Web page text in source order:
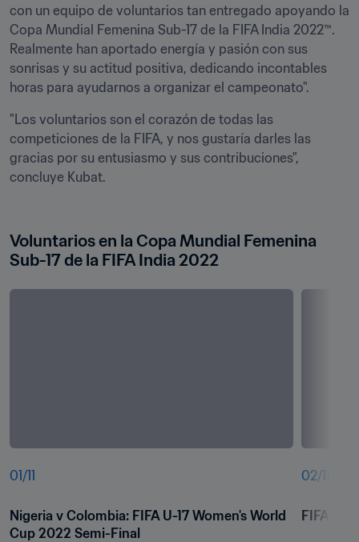
con un equipo de voluntarios tan entregado apoyando la
Copa Mundial Femenina Sub-17 de la FIFA India 2022™.
Realmente han aportado energía y pasión con sus
sonrisas y su actitud positiva, dedicando incontables
horas para ayudarnos a organizar el campeonato".
"Los voluntarios son el corazón de todas las
competiciones de la FIFA, y nos gustaría darles las
gracias por su entusiasmo y sus contribuciones",
concluye Kubat.
Voluntarios en la Copa Mundial Femenina
Sub-17 de la FIFA India 2022
01 /11
Nigeria v Colombia: FIFA U-17 Women's World
Cup 2022 Semi-Final
02/11
FIFA U-